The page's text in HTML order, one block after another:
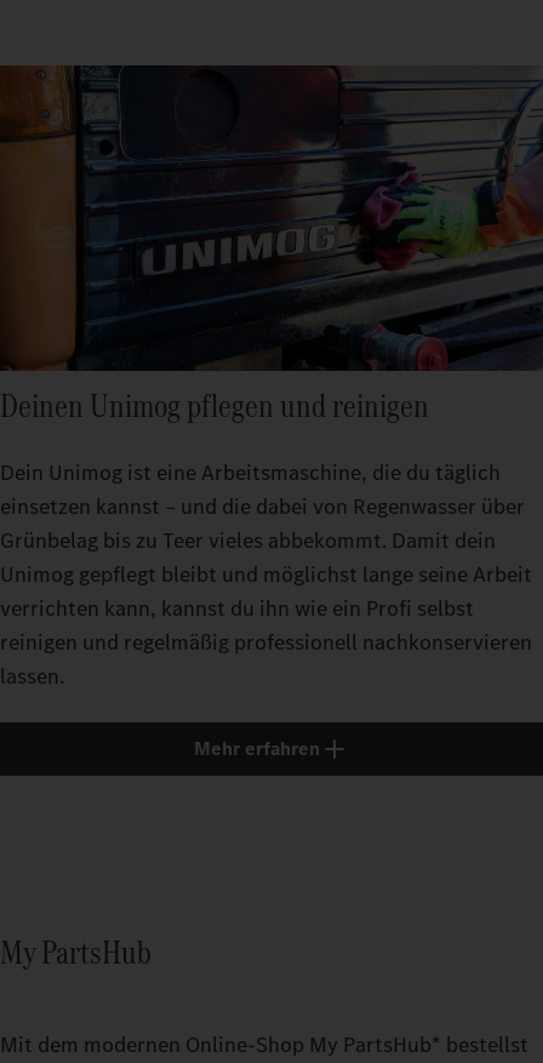
Deinen Unimog pflegen und reinigen
Dein Unimog ist eine Arbeitsmaschine, die du täglich
einsetzen kannst – und die dabei von Regenwasser über
Grünbelag bis zu Teer vieles abbekommt. Damit dein
Unimog gepflegt bleibt und möglichst lange seine Arbeit
verrichten kann, kannst du ihn wie ein Profi selbst
reinigen und regelmäßig professionell nachkonservieren
lassen.
Mehr erfahren
My PartsHub
Mit dem modernen Online-Shop My PartsHub* bestellst